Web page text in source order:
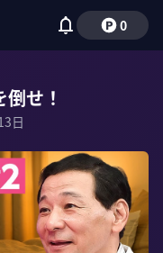
0
せ！
日